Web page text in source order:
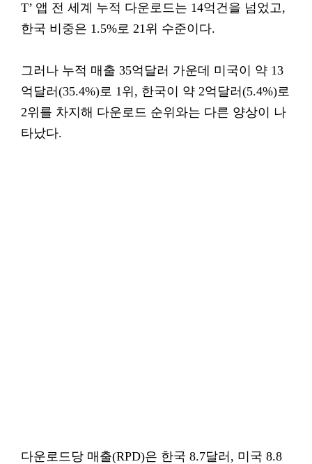
T’ 앱 전 세계 누적 다운로드는 14억건을 넘었고,
한국 비중은 1.5%로 21위 수준이다.
그러나 누적 매출 35억달러 가운데 미국이 약 13
억달러(35.4%)로 1위, 한국이 약 2억달러(5.4%)로
2위를 차지해 다운로드 순위와는 다른 양상이 나
타났다.
다운로드당 매출(RPD)은 한국 8.7달러, 미국 8.8